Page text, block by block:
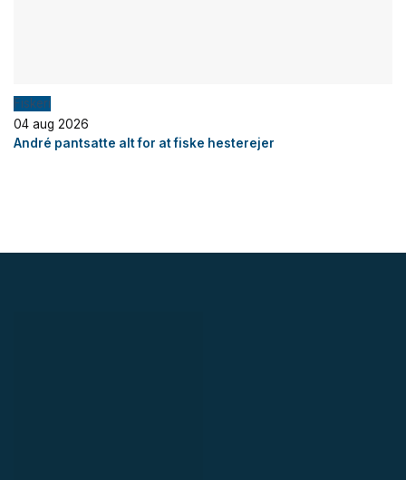
Fiskeri
04 aug 2026
André pantsatte alt for at fiske hesterejer